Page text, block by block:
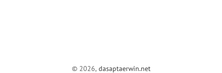
© 2026, dasaptaerwin.net